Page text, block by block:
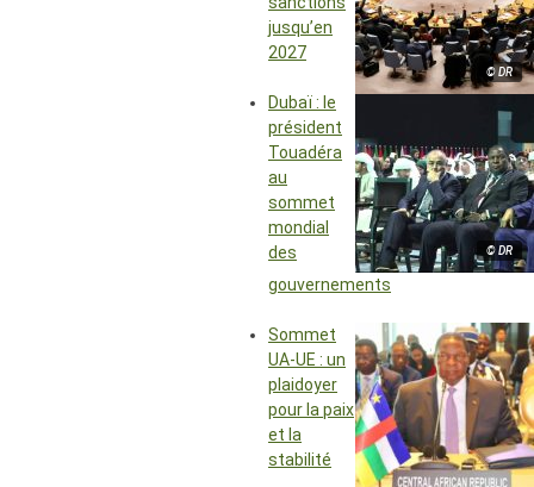
© DR
jusqu’en
2027
© DR
Dubaï : le
président
Touadéra
au
sommet
mondial
des
gouvernements
Sommet
UA-UE : un
plaidoyer
pour la paix
et la
stabilité